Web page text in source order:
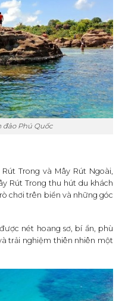
đảo Phú Quốc
Trong và Mây Rút Ngoài,
Rút Trong thu hút du khách
chơi trên biển và những góc
nét hoang sơ, bí ẩn, phù
trải nghiệm thiên nhiên một